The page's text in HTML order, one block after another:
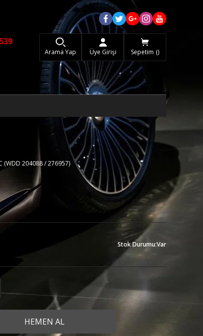
Arama Yap Üye Girişi Sepetim
(WDD 204088 / 276957)
Stok Durumu:Var
HEMEN AL